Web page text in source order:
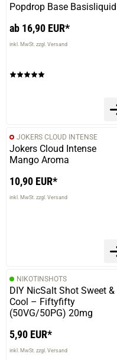
Popdrop Base Basisliquid
ab 16,90 EUR*
inkl. MwSt. zzgl. Versand
JOKERS CLOUD INTENSE
Jokers Cloud Intense
Mango Aroma
10,90 EUR*
inkl. MwSt. zzgl. Versand
NIKOTINSHOTS
DIY NicSalt Shot Sweet &
Cool – Fiftyfifty
(50VG/50PG) 20mg
5,90 EUR*
inkl. MwSt. zzgl. Versand